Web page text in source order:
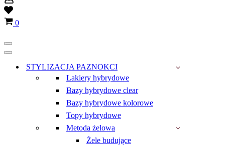
Wish
listKoszyk
0
Menu
nawigacji
Menu
nawigacjiSTYLIZACJA PAZNOKCI
Lakiery hybrydowe
Bazy hybrydowe clear
Bazy hybrydowe kolorowe
Topy hybrydowe
Metoda żelowa
Żele budujące